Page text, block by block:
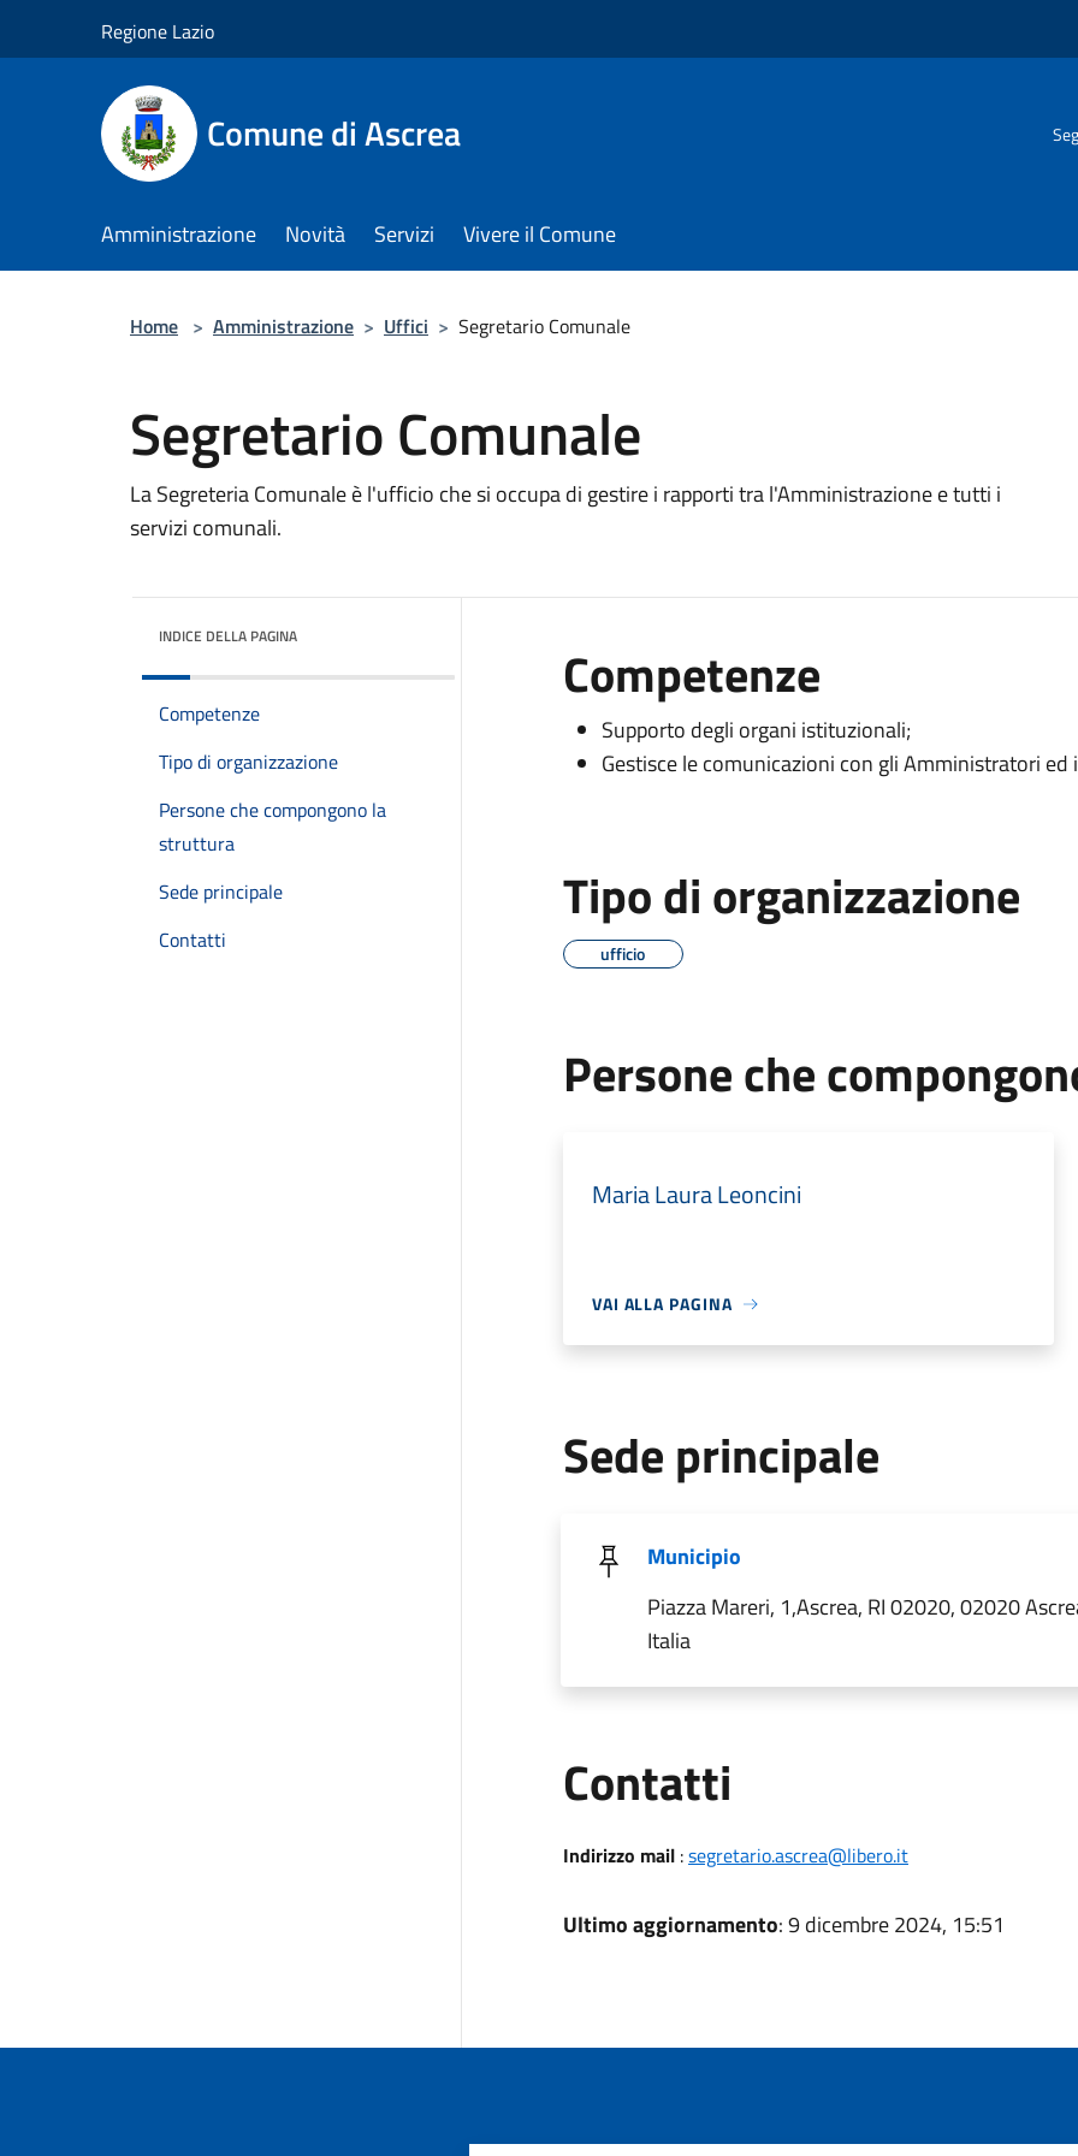
Regione Lazio
Comune di Ascrea
Amministrazione Novità Servizi Vivere il Comune
Home > Amministrazione > Uffici > Segretario Comunale
Segretario Comunale
La Segreteria Comunale è l'ufficio che si occupa di gestire i rapporti tra l'Amministrazione e tutti i
servizi comunali.
INDICE DELLA PAGINA
Competenze
Tipo di organizzazione
Persone che compongono la
struttura
Sede principale
Contatti
Competenze
Supporto degli organi istituzionali;
Gestisce le comunicazioni con gli Amministratori ed
Tipo di organizzazione
ufficio
Persone che
Maria Laura Leoncini
VAI ALLA PAGINA
Sede principale
Municipio
Piazza Mareri, 1,Ascrea, RI 02020, 02020
Italia
Contatti
Indirizzo mail:segretario.ascrea@libero.it
Ultimo aggiornamento: 9 dicembre 2024, 15:51